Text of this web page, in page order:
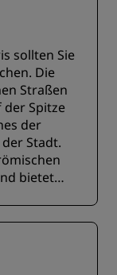
sollten Sie
Die
Straßen
der Spitze
der
Stadt.
bietet